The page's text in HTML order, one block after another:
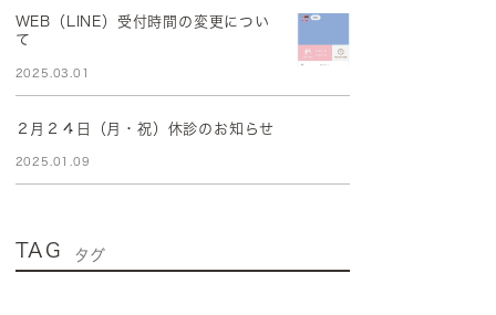
WEB（LINE）受付時間の変更につい
て
2025.03.01
２月２４日（月・祝）休診のお知らせ
2025.01.09
TAG タグ